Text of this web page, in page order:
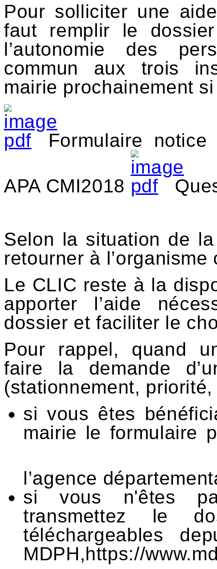
Pour solliciter une
faut remplir le
l’autonomie des
commun aux trois
mairie prochainement
Formulaire
APA CMI2018
Selon la situation de
retourner à l’organisme
Le CLIC reste à la
apporter l’aide
dossier et faciliter le
Pour rappel, quand
faire la demande
(stationnement,
si vous êtes
mairie le formulaire
l’agence
si vous n'êtes
transmettez le
téléchargeables
MDPH,https://